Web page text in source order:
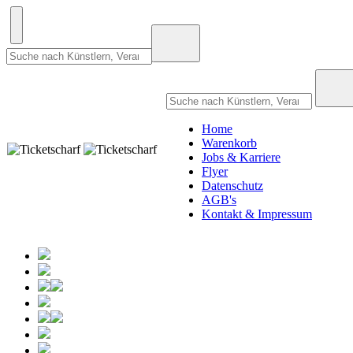
Home
Warenkorb
Jobs & Karriere
Flyer
Datenschutz
AGB's
Kontakt & Impressum